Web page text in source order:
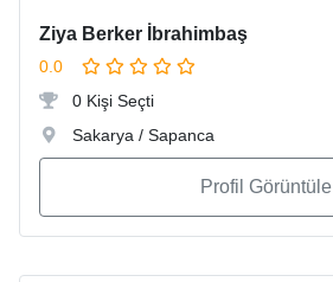
Ziya Berker İbrahimbaş
0.0
0 Kişi Seçti
Sakarya / Sapanca
Profil Görüntüle